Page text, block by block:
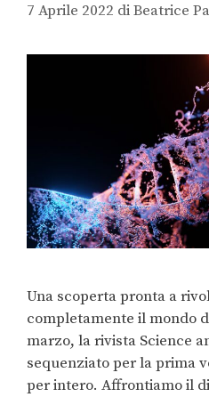
7 Aprile 2022 diBeatrice
Una scoperta pronta a
completamente il mondo
marzo, la rivista Science
sequenziato per la prima
per intero. Affrontiamo il